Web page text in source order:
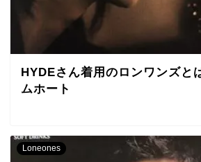
HYDEさん着用のロンワンズと
ムホート
Loneones